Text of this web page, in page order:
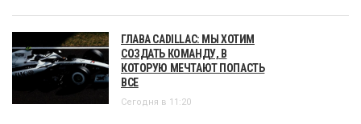
ГЛАВА CADILLAC: МЫ ХОТИМ
СОЗДАТЬ КОМАНДУ, В
КОТОРУЮ МЕЧТАЮТ ПОПАСТЬ
ВСЕ
Сегодня в 11:20